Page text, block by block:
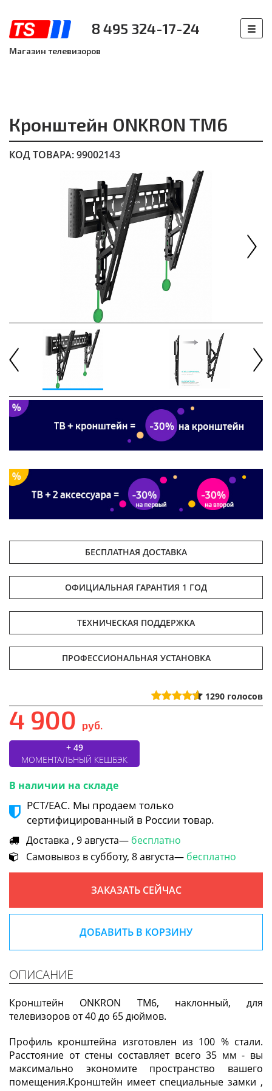
8 495 324-17-24
Магазин телевизоров
Кронштейн ONKRON TM6
КОД ТОВАРА: 99002143
БЕСПЛАТНАЯ ДОСТАВКА
ОФИЦИАЛЬНАЯ ГАРАНТИЯ 1 ГОД
ТЕХНИЧЕСКАЯ ПОДДЕРЖКА
ПРОФЕССИОНАЛЬНАЯ УСТАНОВКА
1290 голосов
4 900 руб.
+ 49
МОМЕНТАЛЬНЫЙ КЕШБЭК
В наличии на складе
РСТ/ЕАС. Мы продаем только
сертифицированный в России товар.
Доставка , 9 августа— бесплатно
Самовывоз в субботу, 8 августа— бесплатно
ЗАКАЗАТЬ СЕЙЧАС
ДОБАВИТЬ В КОРЗИНУ
ОПИСАНИЕ
Кронштейн ONKRON TM6, наклонный, для
телевизоров от 40 до 65 дюймов.
Профиль кронштейна изготовлен из 100 % стали.
Расстояние от стены составляет всего 35 мм - вы
максимально экономите пространство вашего
помещения.Кронштейн имеет специальные замки ,